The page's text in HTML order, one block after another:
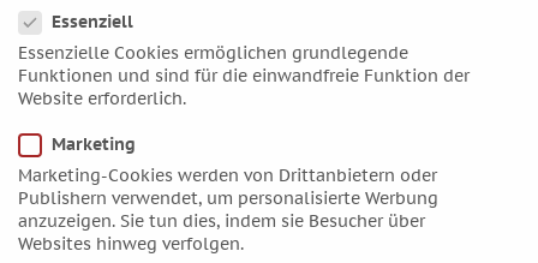
14.30 Uhr
DAV-Ausbildungszentrum Hamburg
Informationen
Kontakt
Essenziell
Essenzielle Cookies ermöglichen grundlegende
Funktionen und sind für die einwandfreie Funktion der
Website erforderlich.
Marketing
Marketing-Cookies werden von Drittanbietern oder
Publishern verwendet, um personalisierte Werbung
anzuzeigen. Sie tun dies, indem sie Besucher über
Websites hinweg verfolgen.